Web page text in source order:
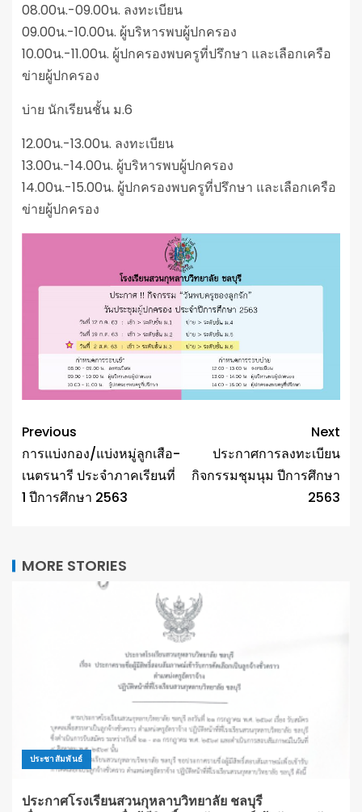
08.00น.-09.00น. ลงทะเบียน
09.00น.-10.00น. ผู้บริหารพบผู้ปกครอง
10.00น.-11.00น. ผู้ปกครองพบครูที่ปรึกษา และเลือกเครือ
ข่ายผู้ปกครอง
บ่าย นักเรียนชั้น ม.6
12.00น.-13.00น. ลงทะเบียน
13.00น.-14.00น. ผู้บริหารพบผู้ปกครอง
14.00น.-15.00น. ผู้ปกครองพบครูที่ปรึกษา และเลือกเครือ
ข่ายผู้ปกครอง
Previous
การแบ่งกอง/แบ่งหมู่ลูกเสือ-
เนตรนารี ประจำภาคเรียนที่
1 ปีการศึกษา 2563
Next
ประกาศการลงทะเบียน
กิจกรรมชุมนุม ปีการศึกษา
2563
MORE STORIES
ประชาสัมพันธ์
ประกาศโรงเรียนสวนกุหลาบวิทยาลัย ชลบุรี